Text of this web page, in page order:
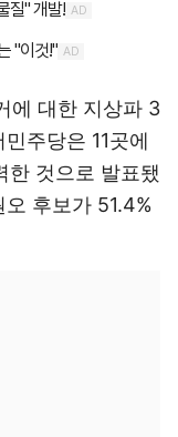
에 대한 지상파 3
주당은 11곳에
한 것으로 발표됐
후보가 51.4%